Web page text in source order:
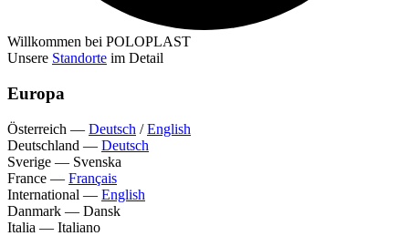
Willkommen bei POLOPLAST
Unsere Standorte im Detail
Europa
Österreich — Deutsch /English
Deutschland — Deutsch
Sverige — Svenska
France — Français
International — English
Danmark — Dansk
Italia — Italiano